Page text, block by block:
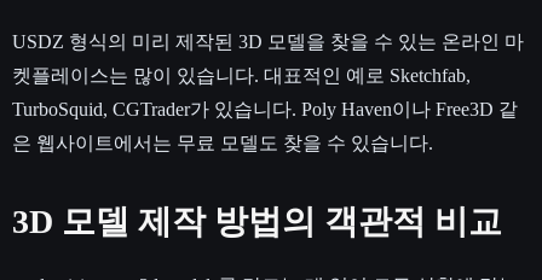
USDZ 형식의 미리 제작된 3D 모델을 찾을 수 있는 온라인 마
켓플레이스는 많이 있습니다. 대표적인 예로 Sketchfab,
TurboSquid, CGTrader가 있습니다. Poly Haven이나 Free3D 같
은 웹사이트에서는 무료 모델도 찾을 수 있습니다.
3D 모델 제작 방법의 객관적 비교